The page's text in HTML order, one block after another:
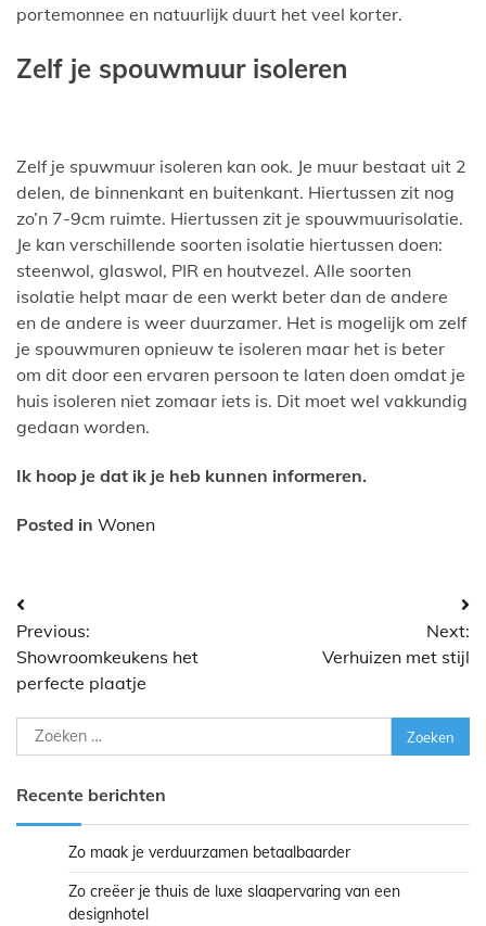
portemonnee en natuurlijk duurt het veel korter.
Zelf je spouwmuur isoleren
Zelf je spuwmuur isoleren kan ook. Je muur bestaat uit 2
delen, de binnenkant en buitenkant. Hiertussen zit nog
zo’n 7-9cm ruimte. Hiertussen zit je spouwmuurisolatie.
Je kan verschillende soorten isolatie hiertussen doen:
steenwol, glaswol, PIR en houtvezel. Alle soorten
isolatie helpt maar de een werkt beter dan de andere
en de andere is weer duurzamer. Het is mogelijk om zelf
je spouwmuren opnieuw te isoleren maar het is beter
om dit door een ervaren persoon te laten doen omdat je
huis isoleren niet zomaar iets is. Dit moet wel vakkundig
gedaan worden.
Ik hoop je dat ik je heb kunnen informeren.
Posted in Wonen
Bericht
navigatie
Previous:
Showroomkeukens het
perfecte plaatje
Next:
Verhuizen met stijl
Zoeken
naar:
Recente berichten
Zo maak je verduurzamen betaalbaarder
Zo creëer je thuis de luxe slaapervaring van een
designhotel